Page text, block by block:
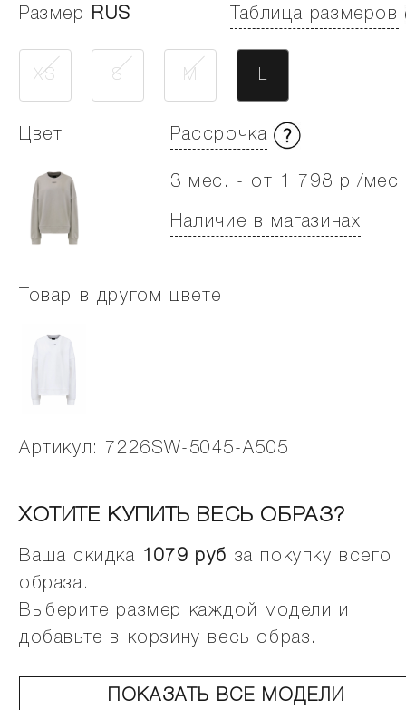
Размер RUS Таблица размеров
XS S M
Цвет Рассрочка
3 мес. - от 1 798 р./мес.
Наличие в магазинах
Товар в другом цвете
Артикул: 7226SW-5045-A505
ХОТИТЕ КУПИТЬ ВЕСЬ ОБРАЗ?
Ваша скидка 1079 руб за покупку всего
образа.
Выберите размер каждой модели и
добавьте в корзину весь образ.
ПОКАЗАТЬ ВСЕ МОДЕЛИ